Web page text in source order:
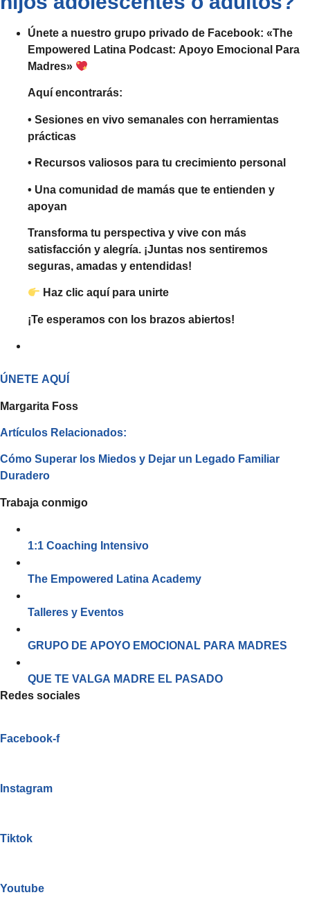
Únete a nuestro grupo privado de Facebook: «The
Empowered Latina Podcast: Apoyo Emocional Para
Madres»
Aquí encontrarás:
• Sesiones en vivo semanales con herramientas
prácticas
• Recursos valiosos para tu crecimiento personal
• Una comunidad de mamás que te entienden y
apoyan
Transforma tu perspectiva y vive con más
satisfacción y alegría. ¡Juntas nos sentiremos
seguras, amadas y entendidas!
Haz clic aquí para unirte
¡Te esperamos con los brazos abiertos!
ÚNETE AQUÍ
Margarita Foss
Artículos Relacionados:
Cómo Superar los Miedos y Dejar un Legado Familiar
Duradero
Trabaja conmigo
1:1 Coaching Intensivo
The Empowered Latina Academy
Talleres y Eventos
GRUPO DE APOYO EMOCIONAL PARA MADRES
QUE TE VALGA MADRE EL PASADO
Redes sociales
Facebook-f
Instagram
Tiktok
Youtube